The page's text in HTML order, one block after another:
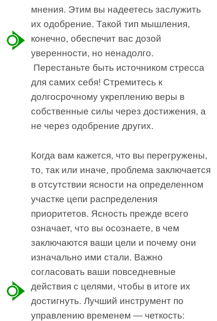
мнения. Этим вы надеетесь заслужить
их одобрение. Такой тип мышления,
конечно, обеспечит вас дозой
уверенности, но ненадолго.
Перестаньте быть источником стресса
для самих себя! Стремитесь к
долгосрочному укреплению веры в
собственные силы через достижения, а
не через одобрение других.
Когда вам кажется, что вы перегружены,
то, так или иначе, проблема заключается
в отсутствии ясности на определенном
участке цепи распределения
приоритетов. Ясность прежде всего
означает, что вы осознаете, в чем
заключаются ваши цели и почему они
изначально ими стали. Важно
согласовать ваши повседневные
действия с целями, чтобы в итоге их
достигнуть. Лучший инструмент по
управлению временем — четкость: